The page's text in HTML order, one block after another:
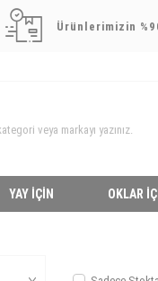
Ürünlerimizin
YAY İÇIN OKLAR